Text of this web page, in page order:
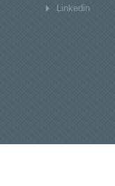
Linkedin